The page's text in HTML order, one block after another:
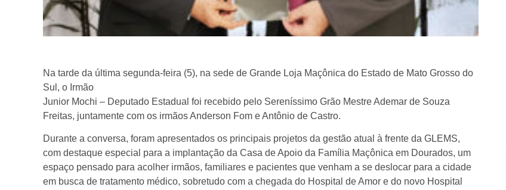
Na tarde da última segunda-feira (5), na sede de Grande Loja Maçônica do Estado de Mato Grosso do
Sul, o Irmão
Junior Mochi – Deputado Estadual foi recebido pelo Sereníssimo Grão Mestre Ademar de Souza
Freitas, juntamente com os irmãos Anderson Fom e Antônio de Castro.
Durante a conversa, foram apresentados os principais projetos da gestão atual à frente da GLEMS,
com destaque especial para a implantação da Casa de Apoio da Família Maçônica em Dourados, um
espaço pensado para acolher irmãos, familiares e pacientes que venham a se deslocar para a cidade
em busca de tratamento médico, sobretudo com a chegada do Hospital de Amor e do novo Hospital